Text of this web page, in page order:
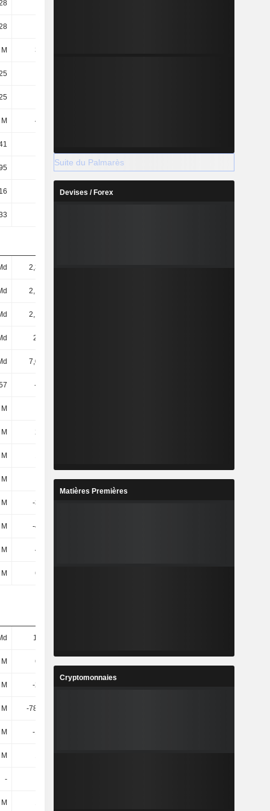
312 M
456 M
1,66
2,32
2,33 Md
2,17 Md
2,14 Md
2,1 Md
7,02 Md
-18,24
212 M
-37 M -54 M -58 M
-393 M 155 M
-430 M
436 M
622 M
1,2 Md
647 M
-229 M
-78,82 M
-150 M
-
Suite du Palmarès
Devises / Forex
Matières Premières
Cryptomonnaies